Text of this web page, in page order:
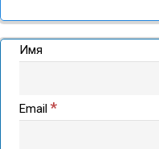
Имя
Email *